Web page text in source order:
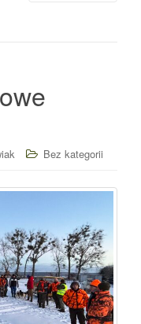
Bez kategorii